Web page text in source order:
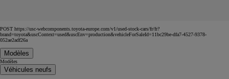
POST https://usc-webcomponents.toyota-europe.com/v1/used-stock-cars/fr/fr?
brand=toyota&uscContext=used&uscEnv=production&vehicleForSaleId=11bc29be-dfa7-4527-9378-
052ae2adf26a
Modèles
Modèles
Véhicules neufs